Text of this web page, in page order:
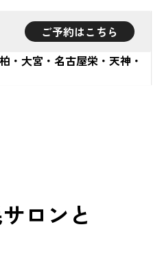
ご予約はこちら
・大宮・名古屋栄・天神・
ロンと